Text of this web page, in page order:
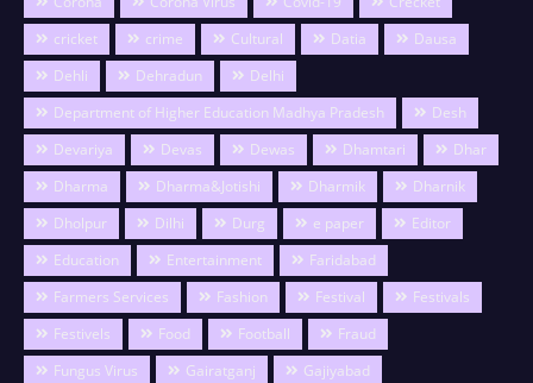
cricket
crime Cultural Datia
Dausa
Dehli
Dehradun
Delhi
Department of Higher Education Madhya Pradesh
Desh
Devariya
Devas Dewas Dhamtari
Dhar
Dharma
Dharma&Jotishi Dharmik
Dharnik
Dholpur
Dilhi Durg e paper
Editor
Education
Entertainment
Faridabad
Farmers Services
Fashion Festival
Festivals
Festivels
Food Football
Fraud
Fungus Virus
Gairatganj
Gajiyabad